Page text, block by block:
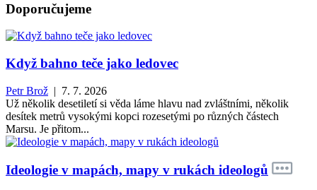
Doporučujeme
Když bahno teče jako ledovec
Petr Brož | 7. 7. 2026
Už několik desetiletí si věda láme hlavu nad zvláštními, několik
desítek metrů vysokými kopci rozesetými po různých částech
Marsu. Je přitom...
Ideologie v mapách, mapy v rukách ideologů